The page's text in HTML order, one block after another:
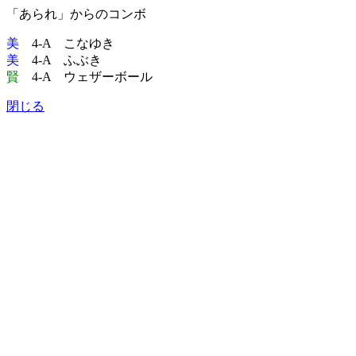
「あられ」からのコンボ
美 4-A こなゆき
美 4-A ふぶき
賢 4-A ウェザーボール
閉じる